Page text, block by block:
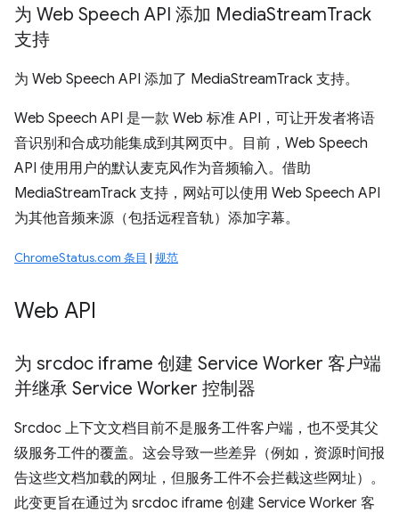
为 Web Speech API 添加 MediaStreamTrack
支持
为 Web Speech API 添加了 MediaStreamTrack 支持。
Web Speech API 是一款 Web 标准 API，可让开发者将语
音识别和合成功能集成到其网页中。目前，Web Speech
API 使用用户的默认麦克风作为音频输入。借助
MediaStreamTrack 支持，网站可以使用 Web Speech API
为其他音频来源（包括远程音轨）添加字幕。
ChromeStatus.com 条目 | 规范
Web API
为 srcdoc iframe 创建 Service Worker 客户端
并继承 Service Worker 控制器
Srcdoc 上下文文档目前不是服务工件客户端，也不受其父
级服务工件的覆盖。这会导致一些差异（例如，资源时间报
告这些文档加载的网址，但服务工件不会拦截这些网址）。
此变更旨在通过为 srcdoc iframe 创建 Service Worker 客